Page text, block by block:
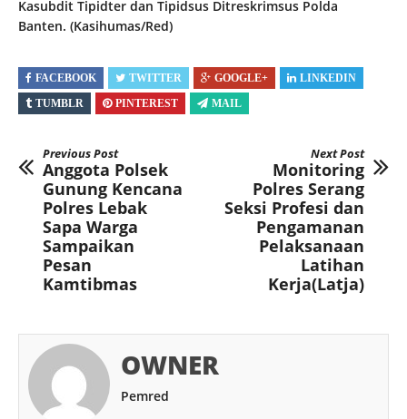
Kasubdit Tipidter dan Tipidsus Ditreskrimsus Polda
Banten. (Kasihumas/Red)
FACEBOOK TWITTER GOOGLE+
LINKEDIN
TUMBLR
PINTEREST MAIL
Previous Post
Anggota Polsek
Gunung Kencana
Polres Lebak
Sapa Warga
Sampaikan
Pesan
Kamtibmas
Next Post
Monitoring
Polres Serang
Seksi Profesi dan
Pengamanan
Pelaksanaan
Latihan
Kerja(Latja)
OWNER
Pemred